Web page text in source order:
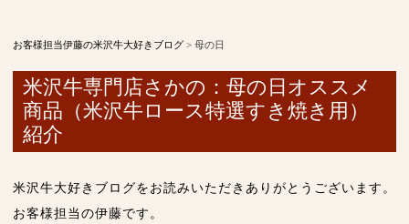
お客様担当伊藤の米沢牛大好きブログ > 母の日
米沢牛専門店さかの：母の日オススメ
商品（米沢牛ロース特選すき焼き用）
紹介
米沢牛大好きブログをお読みいただきありがとうございます。
お客様担当の伊藤です。